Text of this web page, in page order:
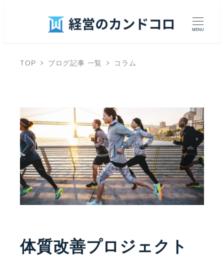
MENU
TOP ブログ記事 一覧 コラム
体質改善プロジェクト